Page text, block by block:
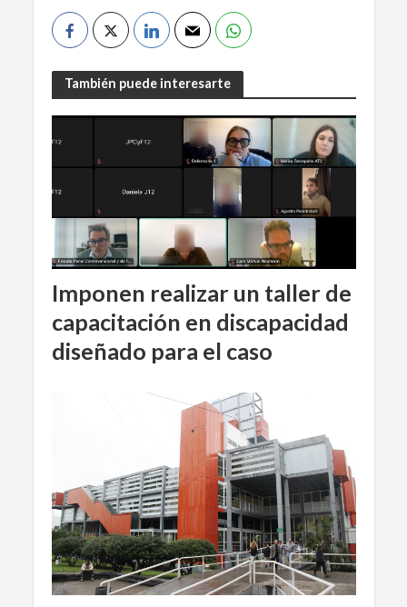
También puede interesarte
Imponen realizar un taller de
capacitación en discapacidad
diseñado para el caso